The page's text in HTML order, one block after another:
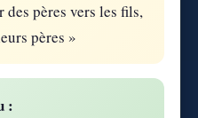
pères vers les fils,
pères »
: